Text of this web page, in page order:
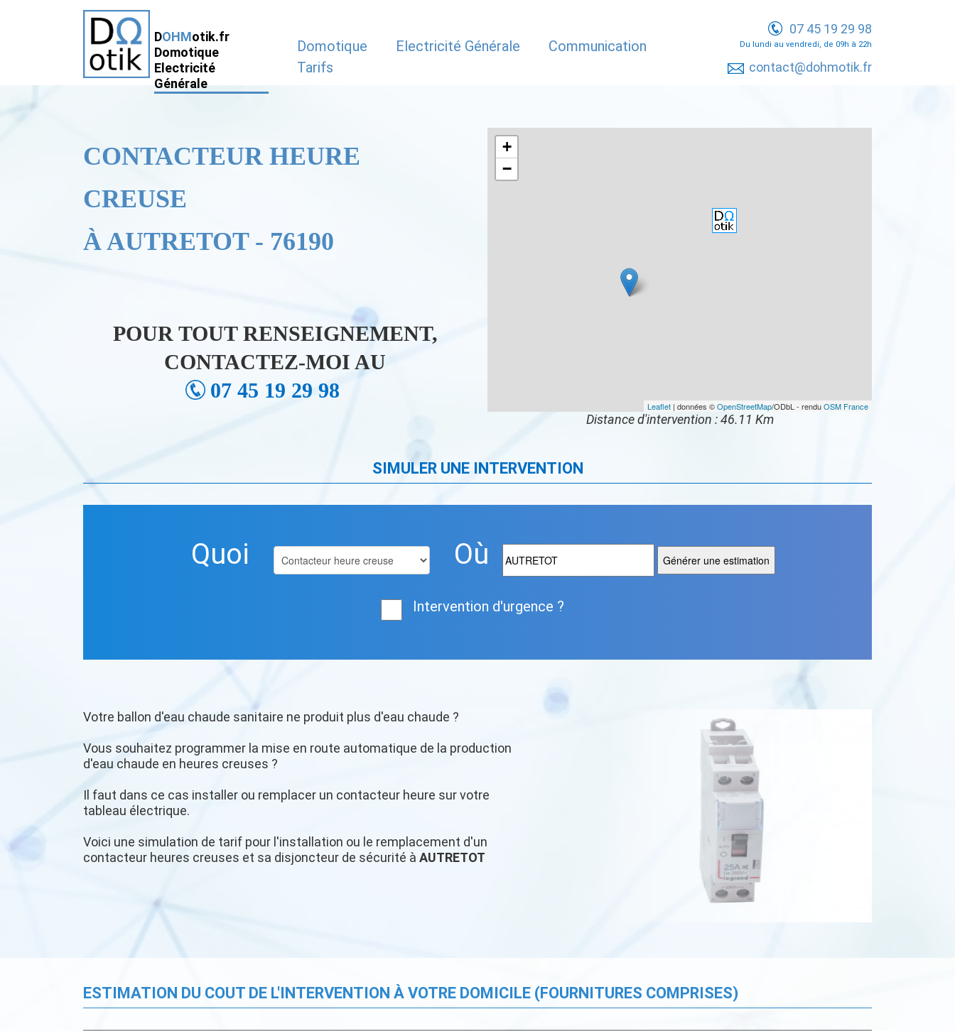
DOHMotik.fr
Domotique
Electricité
Générale
Domotique Electricité Générale
Communication
Tarifs
07 45 19 29 98
Du lundi au vendredi, de 09h à 22h
contact@dohmotik.fr
CONTACTEUR HEURE
CREUSE
À AUTRETOT - 76190
POUR TOUT RENSEIGNEMENT,
CONTACTEZ-MOI AU
07 45 19 29 98
+
−
Leaflet| données ©OpenStreetMap/ODbL - renduOSM France
Distance d'intervention : 46.11 Km
SIMULER UNE INTERVENTION
Quoi Où
Intervention d'urgence ?
Votre ballon d'eau chaude sanitaire ne produit plus d'eau chaude ?
Vous souhaitez programmer la mise en route automatique de la production
d'eau chaude en heures creuses ?
Il faut dans ce cas installer ou remplacer un contacteur heure sur votre
tableau électrique.
Voici une simulation de tarif pour l'installation ou le remplacement d'un
contacteur heures creuses et sa disjoncteur de sécurité à AUTRETOT
ESTIMATION DU COUT DE L'INTERVENTION À VOTRE DOMICILE (FOURNITURES COMPRISES)